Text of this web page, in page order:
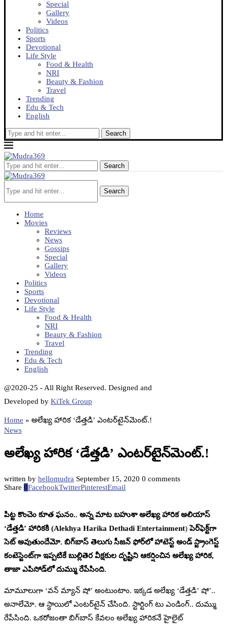
Special
Gallery
Videos
Politics
Sports
Devotional
Life Style
Food & Health
NRI
Beauty & Fashion
Travel
Trending
Edu & Tech
English
Search
Search
Search
Home
Movies
Reviews
News
Gossips
Special
Gallery
Videos
Politics
Sports
Devotional
Life Style
Food & Health
NRI
Beauty & Fashion
Travel
Trending
Edu & Tech
English
@2020-25 - All Right Reserved. Designed and
Developed by KiTek Group
Home » అలేఖ్య హారిక ‘డేత్తడి’ ఎంటర్‌టైన్‌మెంట్‌.!
News
అలేఖ్య హారిక ‘డేత్తడి’ ఎంటర్‌టైన్‌మెంట్‌.!
written by hellomudra September 15, 2020 0 comments
Share 0FacebookTwitterPinterestEmail
పిట్ట కొంచెం కూత ఘనం.. అన్న మాట బహుశా అలేఖ్య హారిక అలియాస్‌
‘డేత్తడి’ హారికకి (Alekhya Harika Dethadi Entertainment)పెర్‌ఫెక్ట్‌గా
సెట్‌ అవుతుందేమో. బిగ్‌బాస్‌ తెలుగు సీజన్‌ ఫోర్‌లో హాటెస్ట్‌ అండ్‌ స్ట్రాంగెస్ట్‌
కంటెస్టెంట్‌గా ఇప్పటికే బుల్లితెర వీక్షకుల దృష్టిని ఆకర్షించిన అలేఖ్య హారిక,
తాజా ఎపిసోడ్‌లో దుమ్ము రేపేసింది.
మామూలుగా ‘వన్‌ మ్యాన్‌ షో’ అంటుంటాం. ఇక్కడ అలేఖ్య ‘డేత్తడి’ షో’..
అనాలేమో. ఆ స్థాయిలో ఎంటర్‌టైన్‌ చేసింది. స్టార్టింగ్‌ టు ఎండింగ్‌.. దుమ్ము
రేపేసింది. ఒకరోజంతా బిగ్‌బాస్‌ కేవలం అలేఖ్య హారికనే హైలైట్‌